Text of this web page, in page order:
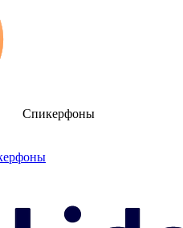
Спикерфоны